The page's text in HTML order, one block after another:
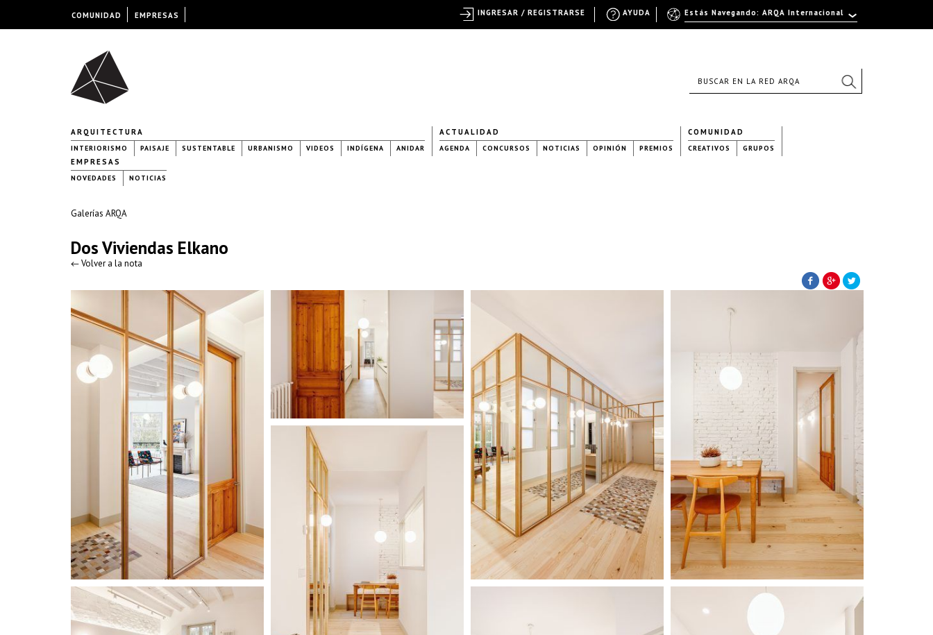
ARQUITECTURA
INTERIORISMO PAISAJE SUSTENTABLE URBANISMO VIDEOS INDÍGENA ANIDAR
ACTUALIDAD
AGENDA CONCURSOS NOTICIAS OPINIÓN PREMIOS
COMUNIDAD
CREATIVOS GRUPOS
EMPRESAS
NOVEDADES NOTICIAS
Galerías ARQA
Dos Viviendas Elkano
← Volver a la nota
COMUNIDAD EMPRESAS Estás Navegando: ARQA Internacional
AYUDA
INGRESAR / REGISTRARSE